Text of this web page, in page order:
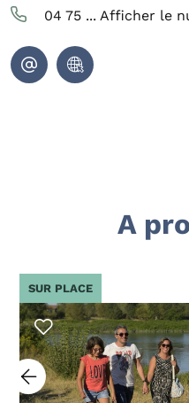
04 75 ... Afficher le
A
SUR PLACE